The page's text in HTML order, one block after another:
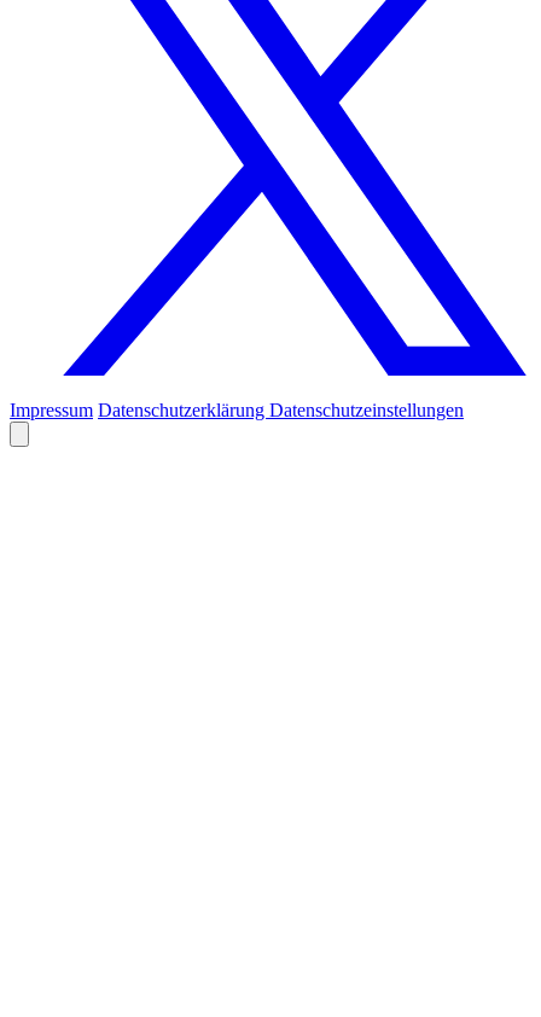
Impressum Datenschutzerklärung Datenschutzeinstellungen